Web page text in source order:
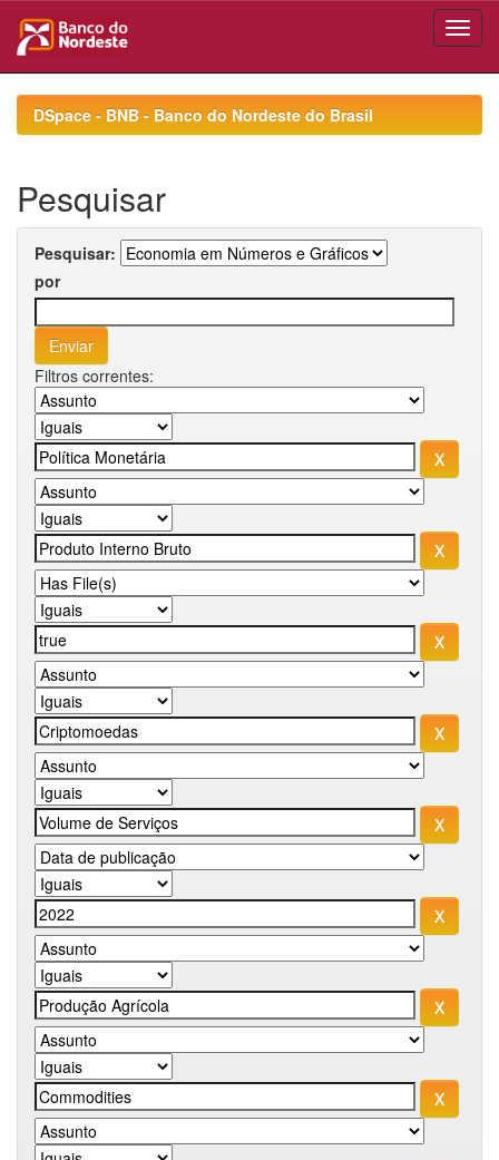
navigationDSpace - BNB - Banco do Nordeste do Brasil
Pesquisar
Pesquisar:
por
Filtros correntes: